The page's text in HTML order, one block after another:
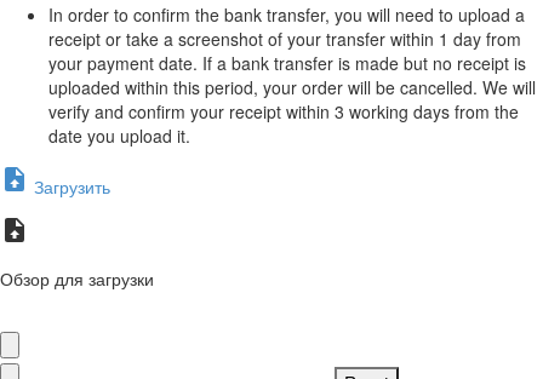
In order to confirm the bank transfer, you will need to upload a
receipt or take a screenshot of your transfer within 1 day from
your payment date. If a bank transfer is made but no receipt is
uploaded within this period, your order will be cancelled. We will
verify and confirm your receipt within 3 working days from the
date you upload it.
Загрузить
Обзор для загрузки